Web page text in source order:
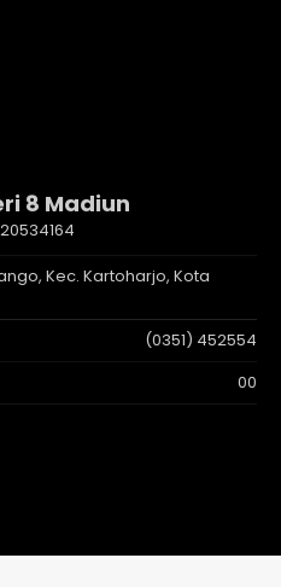
8 Madiun
20534164
Kec. Kartoharjo, Kota
(0351) 452554
00